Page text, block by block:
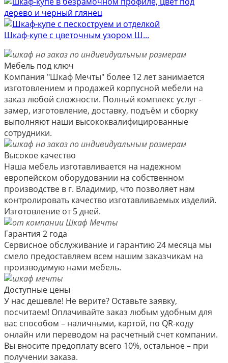
Шкаф-купе с цветочным узором Ш...
Мебель под ключ
Компания "Шкаф Мечты" более 12 лет занимается
изготовлением и продажей корпусной мебели на
заказ любой сложности. Полный комплекс услуг -
замер, изготовление, доставку, подъём и сборку
выполняют наши высококвалифицированные
сотрудники.
Высокое качество
Наша мебель изготавливается на надежном
европейском оборудовании на собственном
производстве в г. Владимир, что позволяет нам
контролировать качество изготавливаемых изделий.
Изготовление от 5 дней.
Гарантия 2 года
Сервисное обслуживание и гарантию 24 месяца мы
смело предоставляем всем нашим заказчикам на
производимую нами мебель.
Доступные цены
У нас дешевле! Не верите? Оставьте заявку,
посчитаем! Оплачивайте заказ любым удобным для
вас способом – наличными, картой, по QR-коду
онлайн или переводом на расчетный счет компании.
Вы вносите предоплату всего 10%, остальное – при
получении заказа.